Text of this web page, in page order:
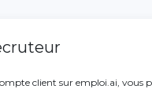
client sur emploi.ai, vous